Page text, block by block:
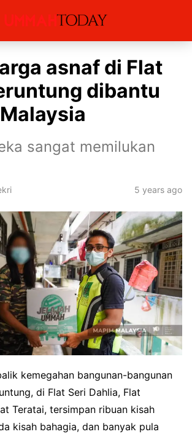
asnaf di Flat
dibantu
sangat memilukan
5 years ago
kemegahan bangunan-bangunan
di Flat Seri Dahlia, Flat
Teratai, tersimpan ribuan kisah
kisah bahagia, dan banyak pula